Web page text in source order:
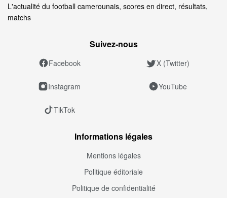
L'actualité du football camerounais, scores en direct, résultats,
matchs
Suivez‑nous
Facebook X (Twitter)
Instagram YouTube
TikTok
Informations légales
Mentions légales
Politique éditoriale
Politique de confidentialité